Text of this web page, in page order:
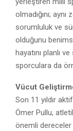
olmadığını;
sorumluluk ve
olduğunu
hayatını planlı
sporculara da
Vücut
Son 11 yıldır
Ömer Pullu,
önemli dereceler